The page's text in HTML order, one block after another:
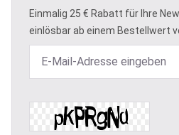
Einmalig 25 € Rabatt für Ihre
einlösbar ab einem Bestellwert